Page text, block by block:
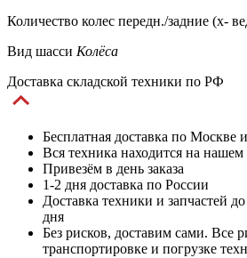
Количество колес передн./задние (x-
Вид шасси Колёса
Доставка складской техники по РФ
Бесплатная доставка по
Вся техника находится на нашем
Привезём в день заказа
1-2 дня доставка по России
Доставка техники и запчастей
дня
Без рисков, доставим сами. Все
транспортировке и погрузке